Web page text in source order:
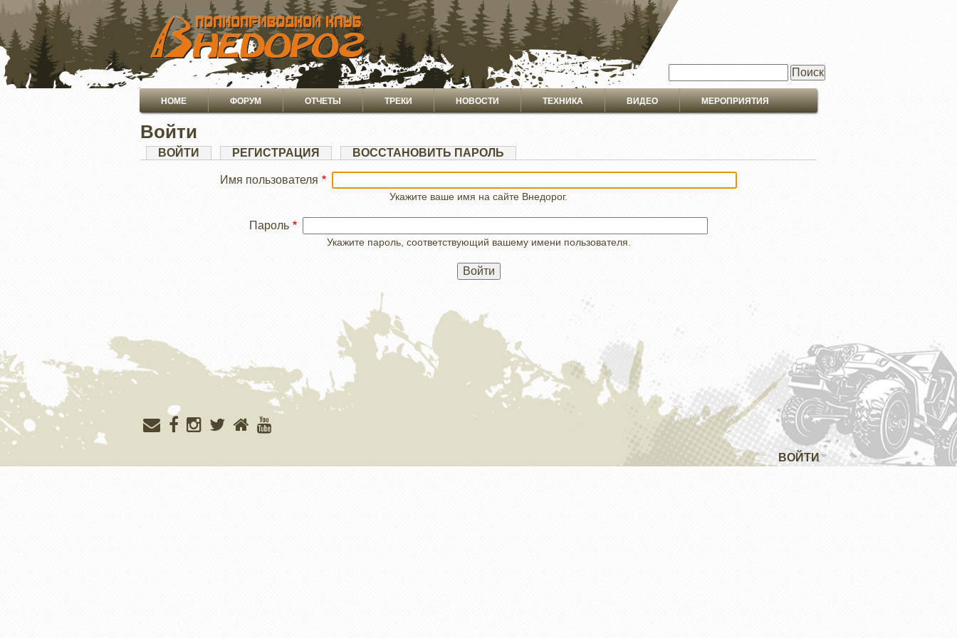
ПЕРЕЙТИ
ОСНОВНОМУ
СОДЕРЖАНИЮ
Основная
навигация
HOME ФОРУМ ОТЧЕТЫ ТРЕКИ НОВОСТИ ТЕХНИКА ВИДЕО МЕРОПРИЯТИЯ
Войти
Главные
ВОЙТИ
(АКТИВНАЯ
РЕГИСТРАЦИЯ ВОССТАНОВИТЬ ПАРОЛЬ
Имя пользователя
Укажите ваше имя на сайте Внедорог.
Пароль
Укажите пароль, соответствующий вашему имени пользователя.
Меню
ВОЙТИ